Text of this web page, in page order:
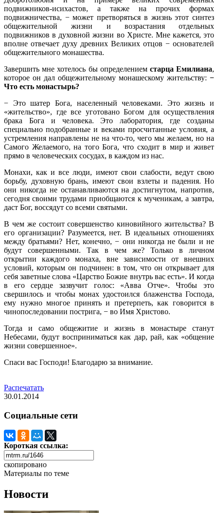
подвижников-исихастов, а также на прочих формах
подвижничества, − может претворяться в жизнь этот синтез
общежительной жизни и возрастания отдельных
подвижников в духовной жизни во Христе. Мне кажется, это
вполне отвечает духу древних Великих отцов − основателей
общежительного монашества.
Завершить мне хотелось бы определением старца Емилиана,
которое он дал общежительному монашескому жительству: −
Что есть монастырь?
− Это шатер Бога, населенный человеками. Это жизнь и
«жительство», где все уготовано Богом для осуществления
брака Бога и человека. Это лаборатория, где созданы
специально подобранные и веками просчитанные условия, а
устремления направлены не на что-то, чего мы желаем, но на
Самого Желаемого, на того Бога, что сходит в мир и живет
прямо в человеческих сосудах, в каждом из нас.
Монахи, как и все люди, имеют свои слабости, ведут свою
борьбу, духовную брань, имеют свои взлеты и падения. Но
они никогда не останавливаются на достигнутом, напротив,
сегодня своими трудами приобщаются к мученикам, а завтра,
даст Бог, воссядут со всеми святыми.
В чем же состоит совершенство киновийного жительства? В
его организации? Разумеется, нет. В идеальных отношениях
между братьями? Нет, конечно, − они никогда не были и не
будут совершенными. Так в чем же? Только в личном
открытии каждого монаха, вне зависимости от внешних
условий, которым он подчинен: в том, что он открывает для
себя заветные слова «Царство Божие внутрь вас есть». И когда
в его сердце зазвучит голос: «Авва Отче». Чтобы это
свершилось и чтобы монах удостоился блаженства Господа,
ему нужно многое принять и претерпеть, как говорится в
чинопоследовании пострига, − во Имя Христово.
Тогда и само общежитие и жизнь в монастыре станут
Небесами, будут восприниматься как дар, рай, как «общение
жизни совершенное».
Спаси вас Господи! Благодарю за внимание.
Распечатать
30.01.2014
Социальные сети
Короткая ссылка:
скопировано
Материалы по теме
Новости